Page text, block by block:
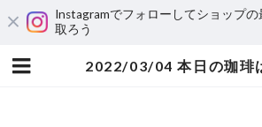
Instagramでフォローしてショップ
取ろう